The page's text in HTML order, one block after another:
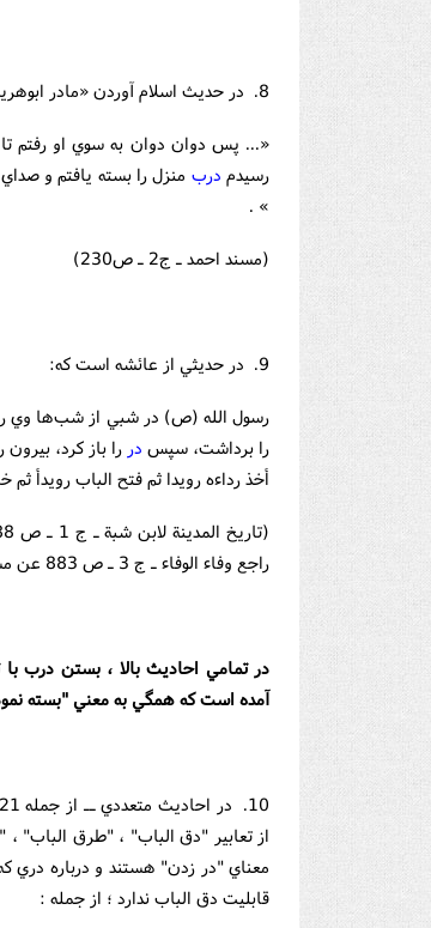
8. در حديث اسلام آوردن «مادر ابوهريره» و دعا کردن رسول‌لله (ص) براي او ، ابوهريره مي‌گويد:
«... پس دوان دوان به سوي او رفتم تا
رسيدم درب منزل را بسته يافتم و
» .
(مسند احمد ـ ج2 ـ ص230)
9. در حديثي از عائشه است که:
رسول الله (ص) در شبي از شب‌ها وي
را برداشت، سپس در را باز كرد،
أخذ رداءه رويدا ثم فتح الباب رويدأ ثم
راجع وفاء الوفاء ـ ج 3 ـ ص 883 عن مسلم والنسائي)
در تمامي احاديث بالا ، بستن درب با
آمده است که همگي به معني "بسته
از تعابير "دق الباب" ، "طرق
معناي "در زدن" هستند و درباره دري
قابليت دق الباب ندارد ؛ از جمله :